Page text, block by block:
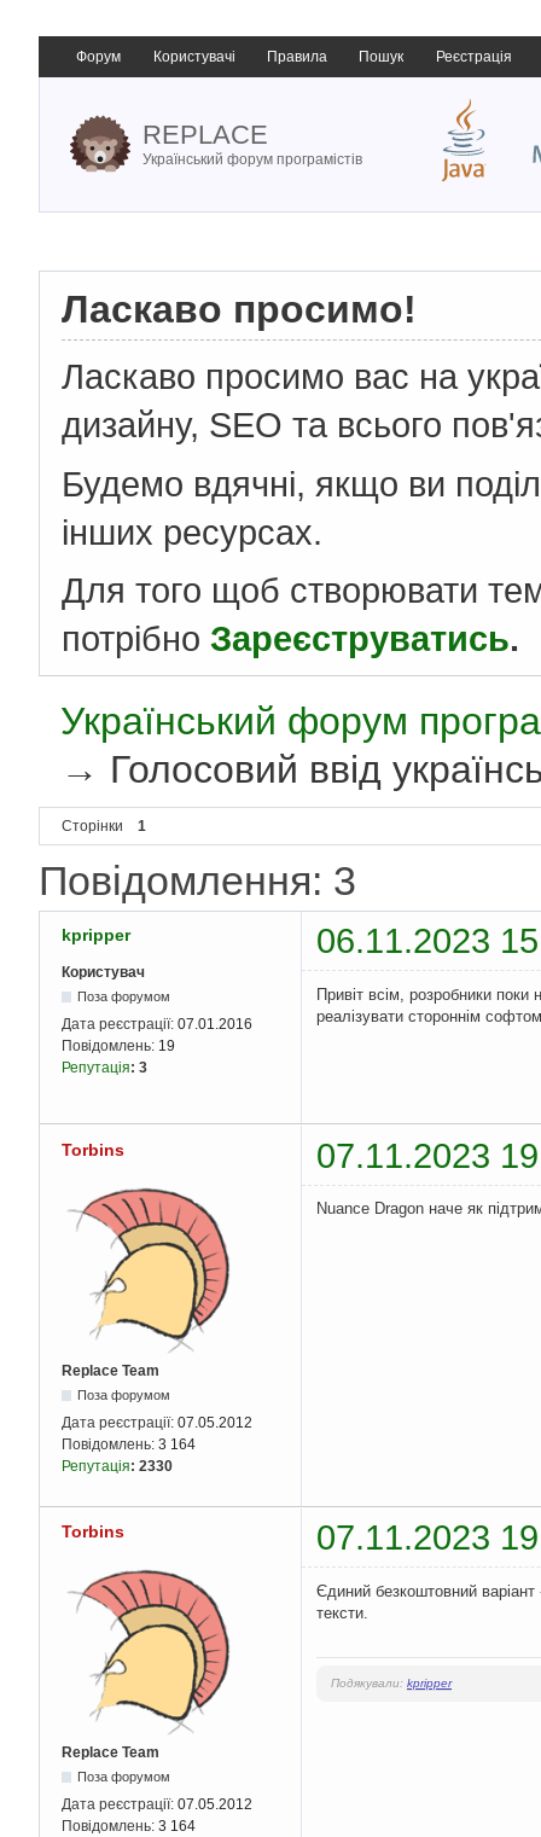
Форум Користувачі Правила Пошук Реєстрація
REPLACE
Український форум програмістів
Ласкаво просимо!
Ласкаво просимо вас на
дизайну, SEO та всього
Будемо вдячні, якщо ви
інших ресурсах.
Для того щоб створювати
потрібно Зареєструватись.
Український форум
→ Голосовий ввід
Сторінки 1
Повідомлення: 3
kpripper 06.11.2023
Користувач
Поза форумом
Дата реєстрації: 07.01.2016
Повідомлень: 19
Репутація: 3
Привіт всім, розробники
реалізувати стороннім
Torbins 07.11.2023
Replace Team
Поза форумом
Дата реєстрації: 07.05.2012
Повідомлень: 3 164
Репутація: 2330
Nuance Dragon наче як
Torbins 07.11.2023
Replace Team
Поза форумом
Дата реєстрації: 07.05.2012
Повідомлень: 3 164
Єдиний безкоштовний
тексти.
Подякували: kpripper